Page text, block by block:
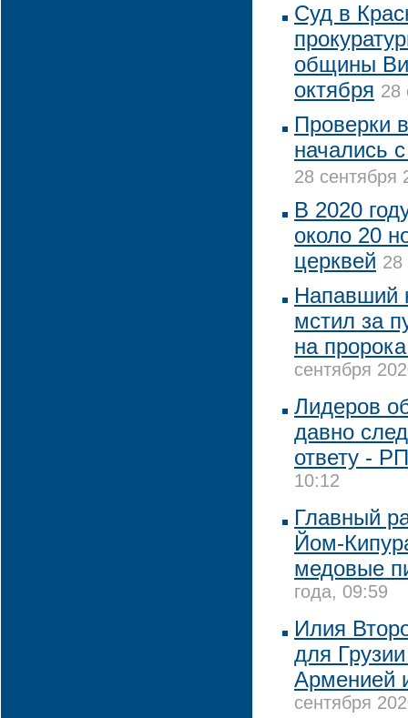
Суд в
общины
октября 28
Проверки
начались
28 сентября
В 2020
около 20
церквей 28
Напавший
мстил за
на
сентября
Лидеров
давно
ответу -
10:12
Главный
Йом-
медовые
года, 09:59
Илия
для
Арменией
сентября